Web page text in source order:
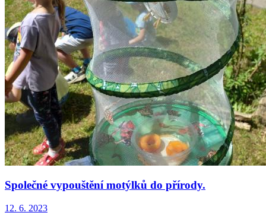
Společné vypouštění motýlků do přírody.
12. 6. 2023